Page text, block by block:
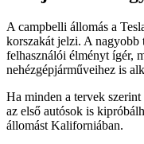
A campbelli állomás a
korszakát jelzi. A nagyobb
felhasználói élményt ígér,
nehézgépjárműveihez is
Ha minden a tervek
az első autósok is
állomást Kaliforniában.